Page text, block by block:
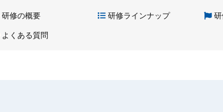
研修の概要 研修ラインナップ 研
よくある質問